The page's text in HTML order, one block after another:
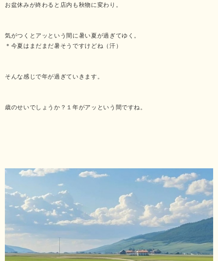
お盆休みが終わると店内も秋物に変わり。
気がつくとアッという間に暑い夏が過ぎてゆく。
＊今夏はまだまだ暑そうですけどね（汗）
そんな感じで年が過ぎていきます。
歳のせいでしょうか？１年がアッという間ですね。